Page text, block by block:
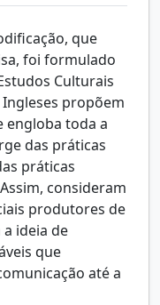
que
foi formulado
Culturais
propõem
engloba toda a
das práticas
práticas
consideram
produtores de
ideia de
que
até a